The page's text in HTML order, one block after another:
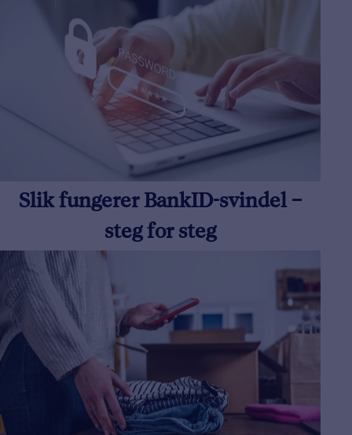
Slik fungerer BankID-svindel –
steg for steg